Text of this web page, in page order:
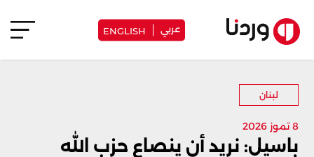
عربي ENGLISH
لبنان
8 تموز 2026
باسيل: نريد أن ينصاع حزب الله